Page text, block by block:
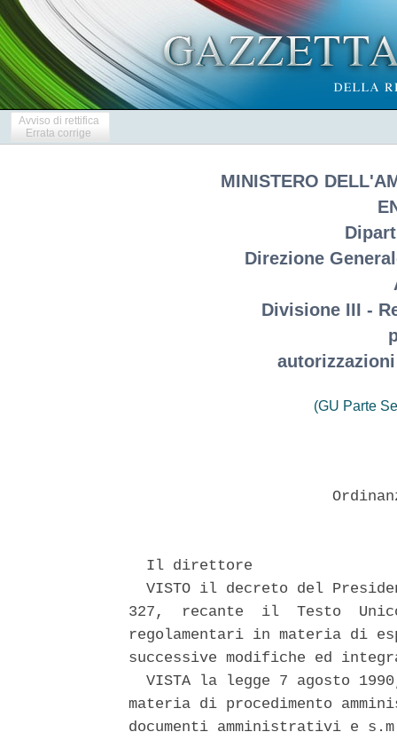
Avviso di rettifica
Errata corrige
MINISTERO
Direzione
Divisione III -
(GU Parte
  Il direttore
VISTO il decreto del
327,  recante  il  Testo
regolamentari in materia di
successive modifiche ed
VISTA la legge 7 agosto
materia di procedimento
documenti amministrativi e